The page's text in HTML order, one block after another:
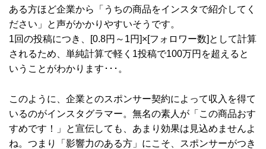
ある方ほど企業から「うちの商品をインスタで紹介してく
ださい」と声がかかりやすいそうです。
1回の投稿につき、[0.8円～1円]×[フォロワー数]として計算
されるため、単純計算で軽く1投稿で100万円を超えると
いうことがわかります･･･。
このように、企業とのスポンサー契約によって収入を得て
いるのがインスタグラマー。無名の素人が「この商品おす
すめです！」と宣伝しても、あまり効果は見込めませんよ
ね。つまり「影響力のある方」にこそ、スポンサーがつき